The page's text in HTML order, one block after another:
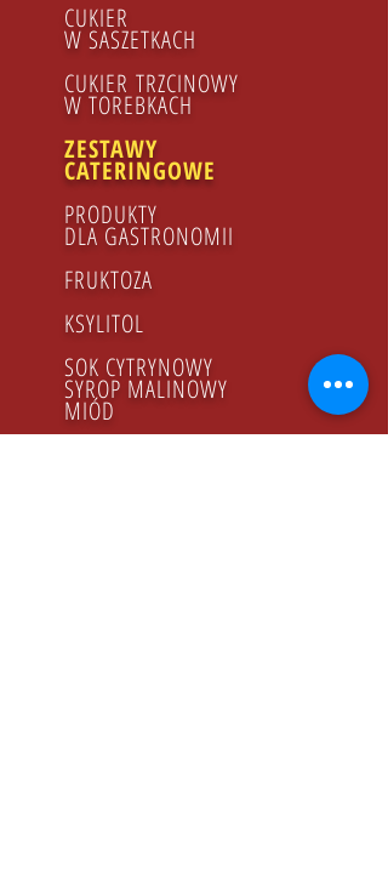
CUKIER
W SASZETKACH
CUKIER TRZCINOWY​
W TOREBKACH
ZESTAWY
CATERINGOWE
PRODUKTY
DLA GASTRONOMII
FRUKTOZA
KSYLITOL
SOK CYTRYNOWY
SYROP MALINOWY
MIÓD